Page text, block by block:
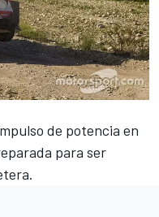
de potencia en
para ser